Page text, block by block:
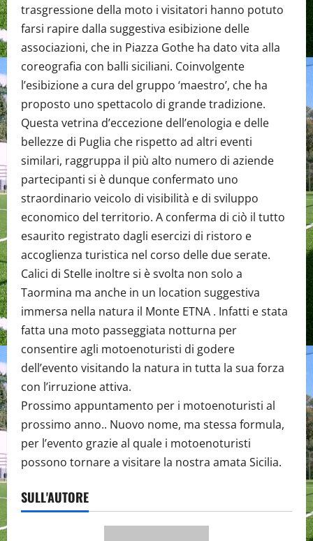
trasgressione della moto i visitatori hanno potuto
farsi rapire dalla suggestiva esibizione delle
associazioni, che in Piazza Gothe ha dato vita alla
coreografia con balli siciliani. Coinvolgente
l’esibizione a cura del gruppo ‘maestro’, che ha
proposto uno spettacolo di grande tradizione.
Questa vetrina d’eccezione dell’enologia e delle
bellezze di Puglia che rispetto ad altri eventi
similari, raggruppa il più alto numero di aziende
partecipanti si è dunque confermato uno
straordinario veicolo di visibilità e di sviluppo
economico del territorio. A conferma di ciò il tutto
esaurito registrato dagli esercizi di ristoro e
accoglienza turistica nel corso delle due serate.
Calici di Stelle inoltre si è svolta non solo a
Taormina ma anche in un location suggestiva
immersa nella natura il Monte ETNA . Infatti e stata
fatta una moto passeggiata notturna per
consentire agli motoenoturisti di godere
dell’evento visitando la natura in tutta la sua forza
con l’irruzione attiva.
Prossimo appuntamento per i motoenoturisti al
prossimo anno.. Nuovo nome, ma stessa formula,
per l’evento grazie al quale i motoenoturisti
possono tornare a visitare la nostra amata Sicilia.
SULL'AUTORE